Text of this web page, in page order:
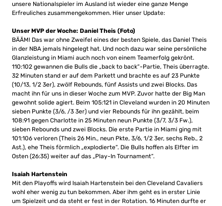
unsere Nationalspieler im Ausland ist wieder eine ganze Menge
Erfreuliches zusammengekommen. Hier unser Update:
Unser MVP der Woche: Daniel Theis (Foto)
BÄÄM! Das war ohne Zweifel eines der besten Spiele, das Daniel Theis
in der NBA jemals hingelegt hat. Und noch dazu war seine persönliche
Glanzleistung in Miami auch noch von einem Teamerfolg gekrönt.
110:102 gewannen die Bulls die „back to back“-Partie, Theis überragte.
32 Minuten stand er auf dem Parkett und brachte es auf 23 Punkte
(10/13, 1/2 3er), zwölf Rebounds, fünf Assists und zwei Blocks. Das
macht ihn für uns in dieser Woche zum MVP. Zuvor hatte der Big Man
gewohnt solide agiert. Beim 105:121 in Cleveland wurden in 20 Minuten
sieben Punkte (3/6, /3 3er) und vier Rebounds für ihn gezählt, beim
108:91 gegen Charlotte in 25 Minuten neun Punkte (3/7, 3/3 Fw.),
sieben Rebounds und zwei Blocks. Die erste Partie in Miami ging mit
101:106 verloren (Theis 26 Min., neun Pkte, 3/6, 1/2 3er, sechs Reb., 2
Ast.), ehe Theis förmlich „explodierte“. Die Bulls hoffen als Elfter im
Osten (26:35) weiter auf das „Play-In Tournament“.
Isaiah Hartenstein
Mit den Playoffs wird Isaiah Hartenstein bei den Cleveland Cavaliers
wohl eher wenig zu tun bekommen. Aber ihm geht es in erster Linie
um Spielzeit und da steht er fest in der Rotation. 16 Minuten durfte er